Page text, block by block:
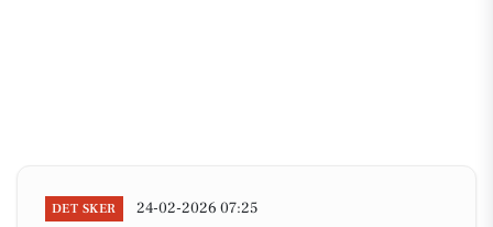
DET SKER 24-02-2026 07:25